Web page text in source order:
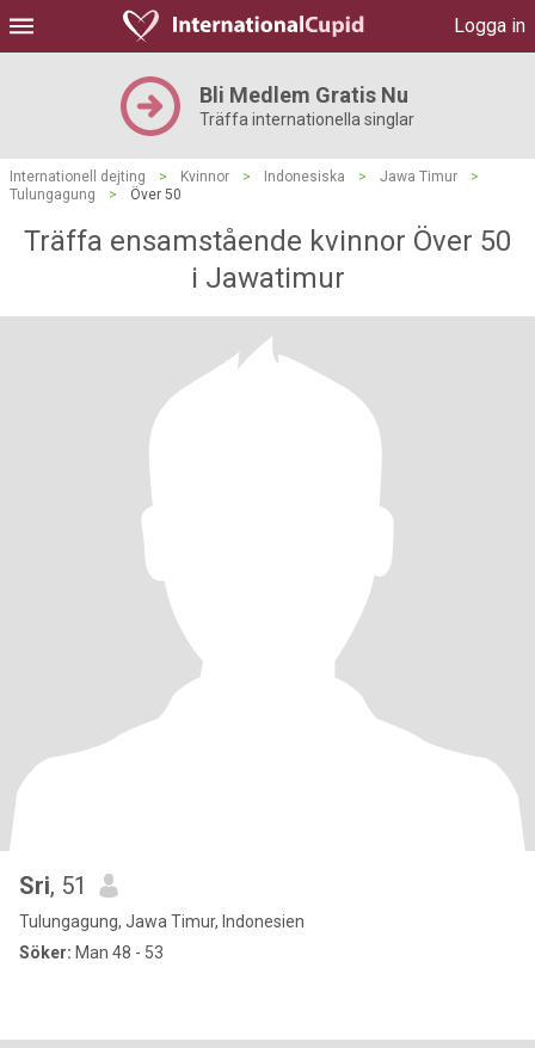
Logga in
Bli Medlem Gratis Nu
Träffa internationella singlar
Internationell dejting > Kvinnor > Indonesiska > Jawa Timur
>
Tulungagung
> Över 50
Träffa ensamstående kvinnor Över 50
i Jawatimur
Sri, 51
Tulungagung, Jawa Timur, Indonesien
Söker: Man 48 - 53